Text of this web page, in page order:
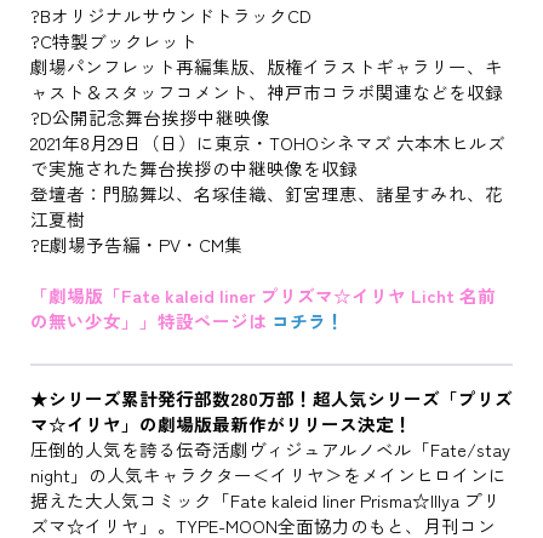
?BオリジナルサウンドトラックCD
?C特製ブックレット
劇場パンフレット再編集版、版権イラストギャラリー、キ
ャスト＆スタッフコメント、神戸市コラボ関連などを収録
?D公開記念舞台挨拶中継映像
2021年8月29日（日）に東京・TOHOシネマズ 六本木ヒルズ
で実施された舞台挨拶の中継映像を収録
登壇者：門脇舞以、名塚佳織、釘宮理恵、諸星すみれ、花
江夏樹
?E劇場予告編・PV・CM集
「劇場版「Fate kaleid liner プリズマ☆イリヤ Licht 名前
の無い少女」」特設ページは コチラ！
★シリーズ累計発行部数280万部！超人気シリーズ「プリズ
マ☆イリヤ」の劇場版最新作がリリース決定！
圧倒的人気を誇る伝奇活劇ヴィジュアルノベル「Fate/stay
night」の人気キャラクター＜イリヤ＞をメインヒロインに
据えた大人気コミック「Fate kaleid liner Prisma☆Illya プリ
ズマ☆イリヤ」。TYPE-MOON全面協力のもと、月刊コン